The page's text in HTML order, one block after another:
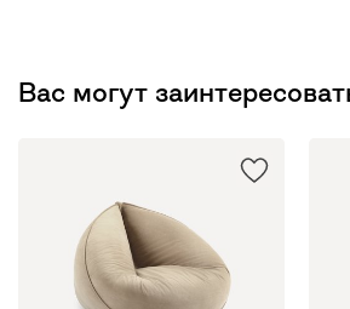
Вас могут